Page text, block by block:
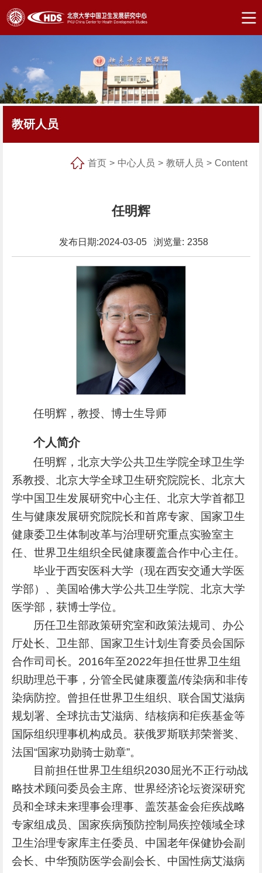
教研人员
首页 > 中心人员 > 教研人员 > Content
任明辉
发布日期:2024-03-05 浏览量: 2358
任明辉，教授、博士生导师
个人简介
任明辉，北京大学公共卫生学院全球卫生学
系教授、北京大学全球卫生研究院院长、北京大
学中国卫生发展研究中心主任、北京大学首都卫
生与健康发展研究院院长和首席专家、国家卫生
健康委卫生体制改革与治理研究重点实验室主
任、世界卫生组织全民健康覆盖合作中心主任。
毕业于西安医科大学（现在西安交通大学医
学部）、美国哈佛大学公共卫生学院、北京大学
医学部，获博士学位。
历任卫生部政策研究室和政策法规司、办公
厅处长、卫生部、国家卫生计划生育委员会国际
合作司司长。2016年至2022年担任世界卫生组
织助理总干事，分管全民健康覆盖/传染病和非传
染病防控。曾担任世界卫生组织、联合国艾滋病
规划署、全球抗击艾滋病、结核病和疟疾基金等
国际组织理事机构成员。获俄罗斯联邦荣誉奖、
法国“国家功勋骑士勋章”。
目前担任世界卫生组织2030屈光不正行动战
略技术顾问委员会主席、世界经济论坛资深研究
员和全球未来理事会理事、盖茨基金会疟疾战略
专家组成员、国家疾病预防控制局疾控领域全球
卫生治理专家库主任委员、中国老年保健协会副
会长、中华预防医学会副会长、中国性病艾滋病